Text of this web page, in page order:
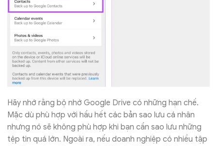
Hãy nhớ rằng bộ nhớ Google Drive có những hạn chế.
Mặc dù phù hợp với hầu hết các bản sao lưu cá nhân
nhưng nó sẽ không phù hợp khi bạn cần sao lưu những
tệp tin quá lớn. Ngoài ra, nếu doanh nghiệp có nhiều tập